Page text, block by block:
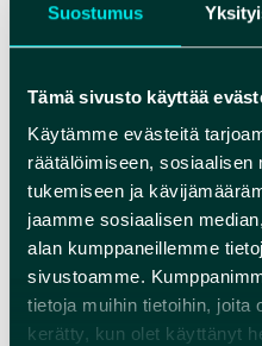
Suostumus
Tämä sivusto käyttää
Käytämme evästeitä
räätälöimiseen, sosiaalisen
tukemiseen ja
jaamme sosiaalisen
alan kumppaneillemme
sivustoamme.
tietoja muihin tietoihin, joita
kerätty, kun olet käyttänyt
Pysyvää asutusta
luvulla esimerkiksi
kasvoi, kun pohjoisinta
Vaasan toimesta
muassa savolaisilla
Pääelinkeinoja olivat
Ruokavarastoja
ja välillä oli hyvinkin
vuosia, jolloin
kesät hankaloittivat